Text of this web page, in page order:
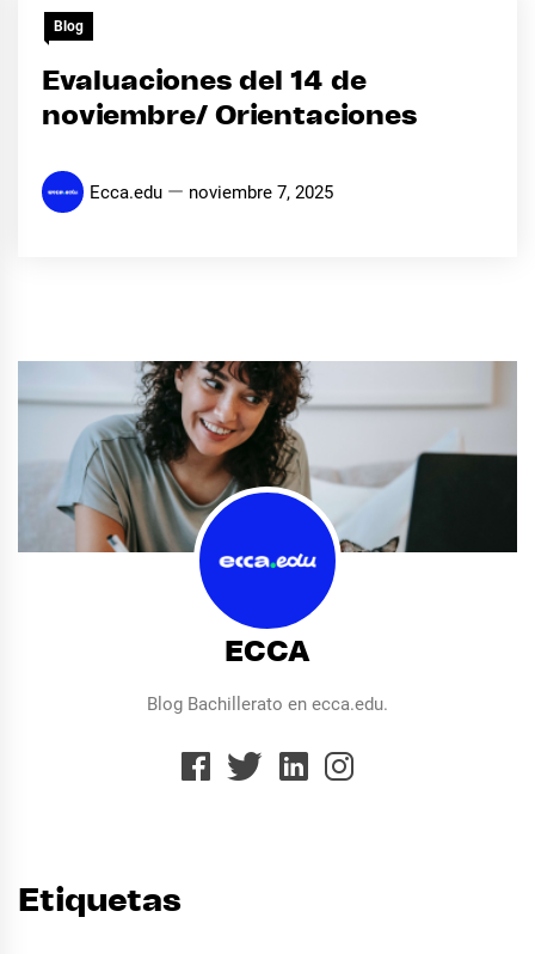
Blog
Evaluaciones del 14 de
noviembre/ Orientaciones
Ecca.edu noviembre 7, 2025
ECCA
Blog Bachillerato en ecca.edu.
Etiquetas